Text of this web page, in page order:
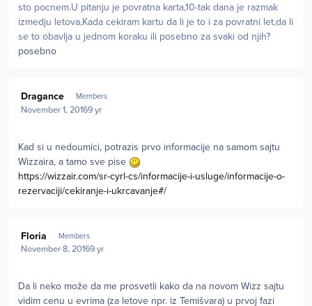
sto pocnem.U pitanju je povratna karta,10-tak dana je razmak
izmedju letova,Kada cekiram kartu da li je to i za povratni let,da li
se to obavlja u jednom koraku ili posebno za svaki od njih?
posebno
Dragance Members
November 1, 20169 yr
Kad si u nedoumici, potrazis prvo informacije na samom sajtu
Wizzaira, a tamo sve pise
https://wizzair.com/sr-cyrl-cs/informacije-i-usluge/informacije-o-
rezervaciji/cekiranje-i-ukrcavanje#/
Floria Members
November 8, 20169 yr
Da li neko može da me prosvetli kako da na novom Wizz sajtu
vidim cenu u evrima (za letove npr. iz Temišvara) u prvoj fazi